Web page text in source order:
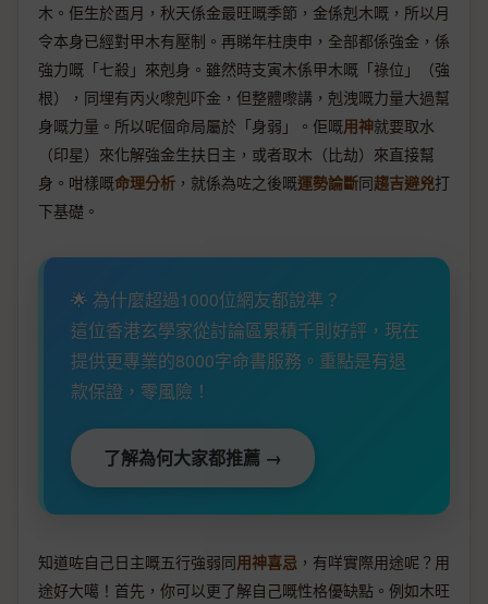
木。佢生於酉月，秋天係金最旺嘅季節，金係剋木嘅，所以月
令本身已經對甲木有壓制。再睇年柱庚申，全部都係強金，係
強力嘅「七殺」來剋身。雖然時支寅木係甲木嘅「祿位」（強
根），同埋有丙火嚟剋吓金，但整體嚟講，剋洩嘅力量大過幫
身嘅力量。所以呢個命局屬於「身弱」。佢嘅用神就要取水
（印星）來化解強金生扶日主，或者取木（比劫）來直接幫
身。咁樣嘅命理分析 ，就係為咗之後嘅運勢論斷同趨吉避兇打
下基礎。
🌟 為什麼超過1000位網友都說準？
這位香港玄學家從討論區累積千則好評，現在
提供更專業的8000字命書服務。重點是有退
款保證，零風險！
了解為何大家都推薦 →
知道咗自己日主嘅五行強弱同用神喜忌 ，有咩實際用途呢？用
途好大噶！首先，你可以更了解自己嘅性格優缺點。例如木旺